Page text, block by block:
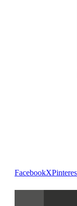
FacebookX